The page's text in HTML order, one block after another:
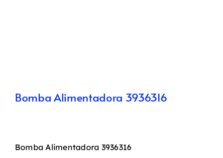
Bomba Alimentadora 3936316
Bomba Alimentadora 3936316